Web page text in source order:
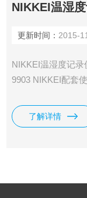
NIKKEI温湿
更新时间： 2015-
NIKKEI温湿度记
9903 NIKKEI配套
了解详情